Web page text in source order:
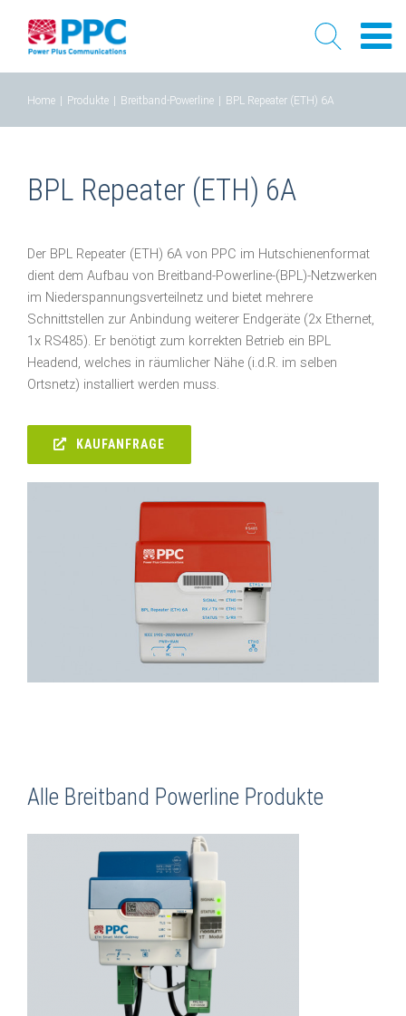
content
Home Produkte Breitband-Powerline BPL Repeater (ETH) 6A
BPL Repeater (ETH) 6A
Der BPL Repeater (ETH) 6A von PPC im Hutschienenformat
dient dem Aufbau von Breitband-Powerline-(BPL)-Netzwerken
im Niederspannungsverteilnetz und bietet mehrere
Schnittstellen zur Anbindung weiterer Endgeräte (2x Ethernet,
1x RS485). Er benötigt zum korrekten Betrieb ein BPL
Headend, welches in räumlicher Nähe (i.d.R. im selben
Ortsnetz) installiert werden muss.
KAUFANFRAGE
Alle Breitband Powerline Produkte